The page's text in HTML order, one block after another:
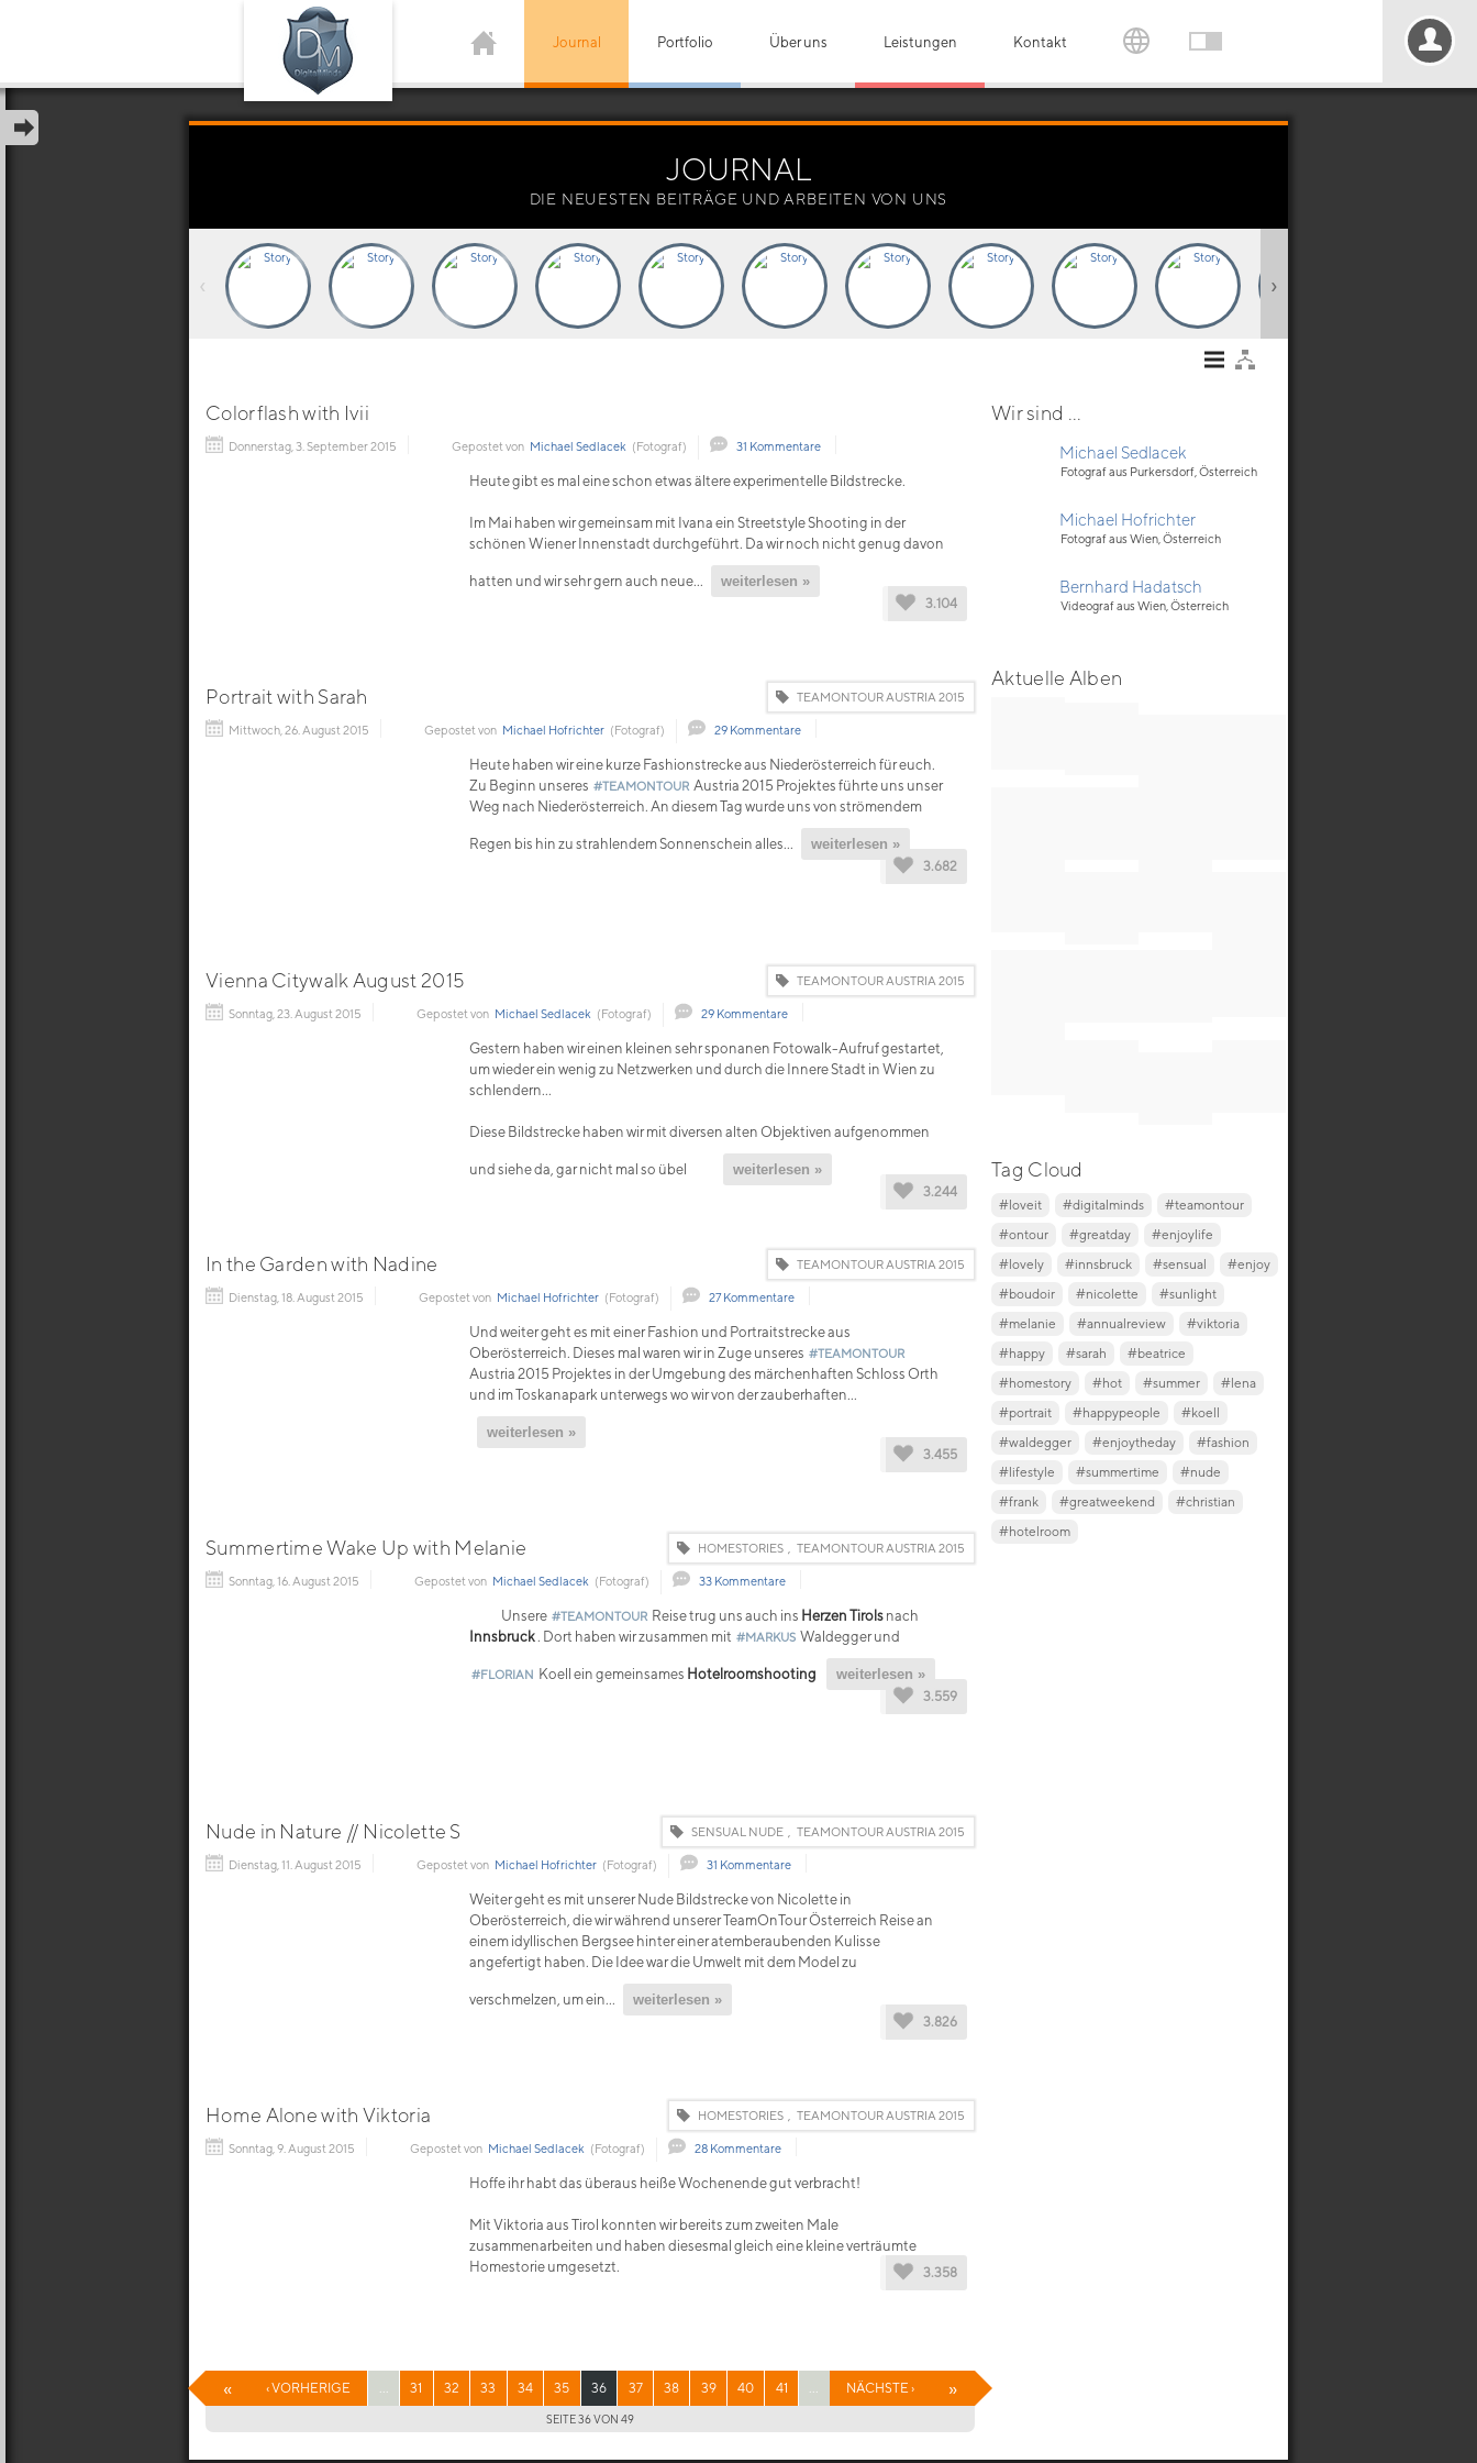
Journal Portfolio Über uns Leistungen Kontakt
JOURNAL
DIE NEUESTEN BEITRÄGE UND ARBEITEN VON UNS
‹ ›
Colorflash with Ivii
Donnerstag, 3. September 2015 Gepostet von Michael Sedlacek (Fotograf) 31 Kommentare
Heute gibt es mal eine schon etwas ältere experimentelle Bildstrecke.
Im Mai haben wir gemeinsam mit Ivana ein Streetstyle Shooting in der
schönen Wiener Innenstadt durchgeführt. Da wir noch nicht genug davon
hatten und wir sehr gern auch neue...
weiterlesen »
3.104
TEAMONTOUR AUSTRIA 2015
Portrait with Sarah
Mittwoch, 26. August 2015 Gepostet von Michael Hofrichter (Fotograf) 29 Kommentare
Heute haben wir eine kurze Fashionstrecke aus Niederösterreich für euch.
Zu Beginn unseres #TEAMONTOUR Austria 2015 Projektes führte uns unser
Weg nach Niederösterreich. An diesem Tag wurde uns von strömendem
Regen bis hin zu strahlendem Sonnenschein alles...
weiterlesen »
3.682
TEAMONTOUR AUSTRIA 2015
Vienna Citywalk August 2015
Sonntag, 23. August 2015 Gepostet von Michael Sedlacek (Fotograf) 29 Kommentare
Gestern haben wir einen kleinen sehr sponanen Fotowalk-Aufruf gestartet,
um wieder ein wenig zu Netzwerken und durch die Innere Stadt in Wien zu
schlendern...
Diese Bildstrecke haben wir mit diversen alten Objektiven aufgenommen
und siehe da, gar nicht mal so übel
weiterlesen »
3.244
TEAMONTOUR AUSTRIA 2015
In the Garden with Nadine
Dienstag, 18. August 2015 Gepostet von Michael Hofrichter (Fotograf) 27 Kommentare
Und weiter geht es mit einer Fashion und Portraitstrecke aus
Oberösterreich. Dieses mal waren wir in Zuge unseres #TEAMONTOUR
Austria 2015 Projektes in der Umgebung des märchenhaften Schloss Orth
und im Toskanapark unterwegs wo wir von der zauberhaften...
weiterlesen »
3.455
HOMESTORIES TEAMONTOUR AUSTRIA 2015
Summertime Wake Up with Melanie
Sonntag, 16. August 2015 Gepostet von Michael Sedlacek (Fotograf) 33 Kommentare
Unsere #TEAMONTOUR Reise trug uns auch ins Herzen Tirols nach
Innsbruck. Dort haben wir zusammen mit #MARKUS Waldegger und
#FLORIAN Koell ein gemeinsames Hotelroomshooting
weiterlesen »
3.559
SENSUAL NUDE TEAMONTOUR AUSTRIA 2015
Nude in Nature // Nicolette S
Dienstag, 11. August 2015 Gepostet von Michael Hofrichter (Fotograf) 31 Kommentare
Weiter geht es mit unserer Nude Bildstrecke von Nicolette in
Oberösterreich, die wir während unserer TeamOnTour Österreich Reise an
einem idyllischen Bergsee hinter einer atemberaubenden Kulisse
angefertigt haben. Die Idee war die Umwelt mit dem Model zu
verschmelzen, um ein...
weiterlesen »
3.826
HOMESTORIES TEAMONTOUR AUSTRIA 2015
Home Alone with Viktoria
Sonntag, 9. August 2015 Gepostet von Michael Sedlacek (Fotograf) 28 Kommentare
Hoffe ihr habt das überaus heiße Wochenende gut verbracht!
Mit Viktoria aus Tirol konnten wir bereits zum zweiten Male
zusammenarbeiten und haben diesesmal gleich eine kleine verträumte
Homestorie umgesetzt.
3.358
« ‹ VORHERIGE ... 31 32 33 34 35 36 37 38 39 40 41 ... NÄCHSTE › »
SEITE 36 VON 49
Wir sind ...
Michael Sedlacek
Fotograf aus Purkersdorf, Österreich
Michael Hofrichter
Fotograf aus Wien, Österreich
Bernhard Hadatsch
Videograf aus Wien, Österreich
Aktuelle Alben
Tag Cloud
#loveit #digitalminds
#teamontour
#ontour
#greatday
#enjoylife
#lovely
#innsbruck #sensual
#enjoy
#boudoir
#nicolette
#sunlight
#melanie
#annualreview
#viktoria
#happy
#sarah
#beatrice
#homestory
#hot #summer
#lena
#portrait
#happypeople
#koell
#waldegger
#enjoytheday
#fashion
#lifestyle
#summertime
#nude
#frank
#greatweekend
#christian
#hotelroom